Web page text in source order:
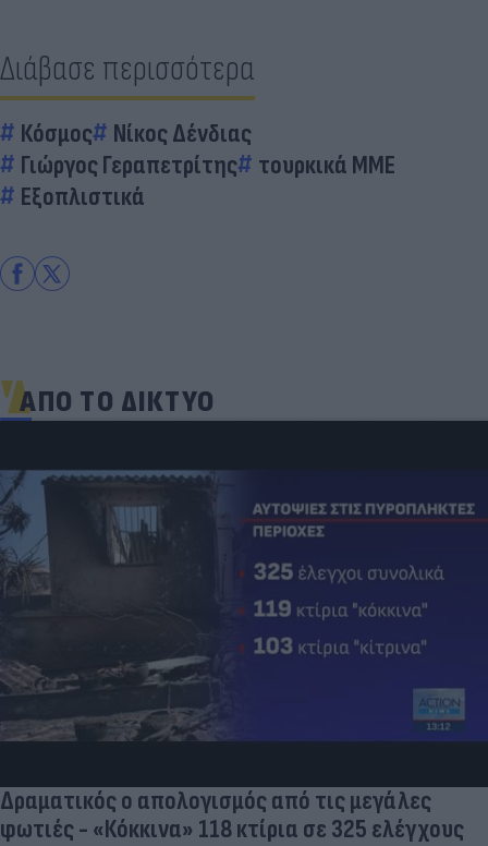
Διάβασε περισσότερα
Κόσμος
Νίκος Δένδιας
Γιώργος Γεραπετρίτης
τουρκικά ΜΜΕ
Εξοπλιστικά
ΑΠΟ ΤΟ ΔΙΚΤΥΟ
Δραματικός ο απολογισμός από τις μεγάλες
φωτιές - «Κόκκινα» 118 κτίρια σε 325 ελέγχους